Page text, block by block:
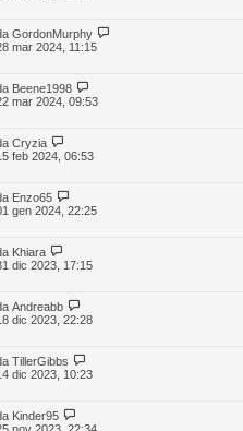
GordonMurphy
mar 2024, 11:15
Beene1998
mar 2024, 09:53
Cryzia
feb 2024, 06:53
Enzo65
gen 2024, 22:25
Khiara
dic 2023, 17:15
Andreabb
dic 2023, 22:28
TillerGibbs
dic 2023, 10:23
Kinder95